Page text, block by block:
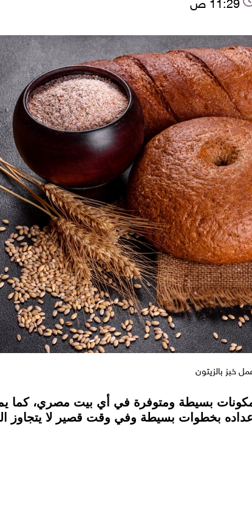
خبز بالزيتون
بسيطة ومتوفرة في أي بيت مصري، كما
بخطوات بسيطة وفي وقت قصير لا يتجاوز